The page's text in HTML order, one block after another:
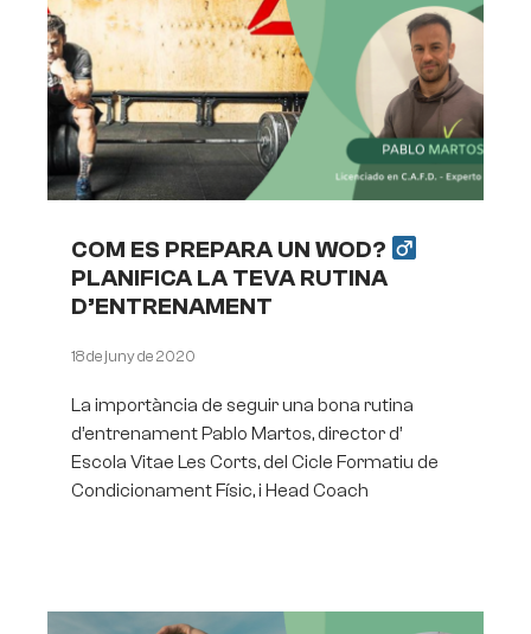
COM ES PREPARA UN WOD?
PLANIFICA LA TEVA RUTINA
D’ENTRENAMENT
18 de juny de 2020
La importància de seguir una bona rutina
d’entrenament Pablo Martos, director d’
Escola Vitae Les Corts, del Cicle Formatiu de
Condicionament Físic, i Head Coach